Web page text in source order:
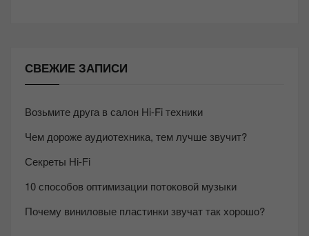
СВЕЖИЕ ЗАПИСИ
Возьмите друга в салон Hi-Fi техники
Чем дороже аудиотехника, тем лучше звучит?
Секреты Hi-Fi
10 способов оптимизации потоковой музыки
Почему виниловые пластинки звучат так хорошо?